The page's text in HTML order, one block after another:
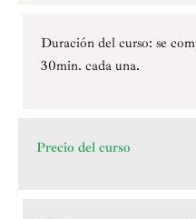
Duración del curso: se
30min. cada una.
Precio del curso